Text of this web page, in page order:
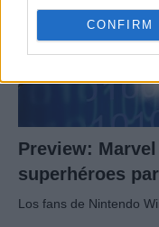
CONFIRM
Preview:
superhéroes
Los fans de Nintendo